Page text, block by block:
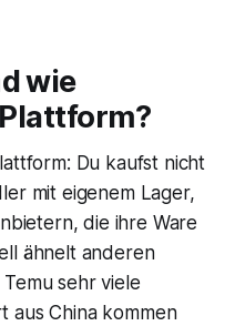
wie
Du kaufst nicht
mit eigenem Lager,
die ihre Ware
ähnelt anderen
sehr viele
aus China kommen